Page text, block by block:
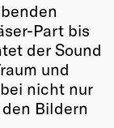
Part bis
der Sound
und
nicht nur
Bildern